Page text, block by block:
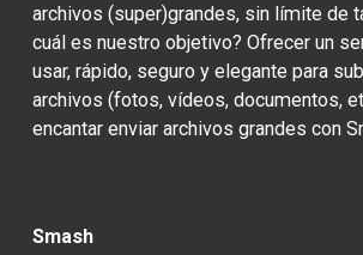
archivos (super)grandes, sin límite de
cuál es nuestro objetivo? Ofrecer un
usar, rápido, seguro y elegante para
archivos (fotos, vídeos, documentos,
encantar enviar archivos grandes con
Smash